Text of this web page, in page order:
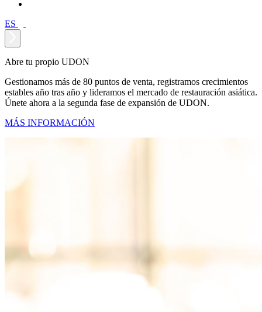
ES
Abre tu propio UDON
Gestionamos más de 80 puntos de venta, registramos crecimientos
estables año tras año y lideramos el mercado de restauración asiática.
Únete ahora a la segunda fase de expansión de UDON.
MÁS INFORMACIÓN